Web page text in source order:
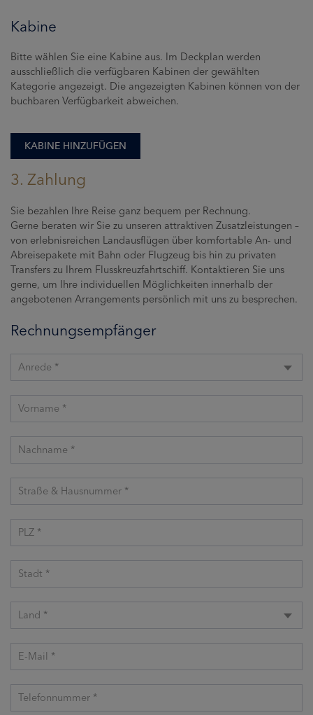
Kabine
Bitte wählen Sie eine Kabine aus. Im Deckplan werden
ausschließlich die verfügbaren Kabinen der gewählten
Kategorie angezeigt. Die angezeigten Kabinen können von der
buchbaren Verfügbarkeit abweichen.
KABINE HINZUFÜGEN
3. Zahlung
Sie bezahlen Ihre Reise ganz bequem per Rechnung.
Gerne beraten wir Sie zu unseren attraktiven Zusatzleistungen –
von erlebnisreichen Landausflügen über komfortable An- und
Abreisepakete mit Bahn oder Flugzeug bis hin zu privaten
Transfers zu Ihrem Flusskreuzfahrtschiff. Kontaktieren Sie uns
gerne, um Ihre individuellen Möglichkeiten innerhalb der
angebotenen Arrangements persönlich mit uns zu besprechen.
Rechnungsempfänger
Anrede *
Vorname *
Nachname *
Straße & Hausnummer *
PLZ *
Stadt *
Land *
E-Mail *
Telefonnummer *